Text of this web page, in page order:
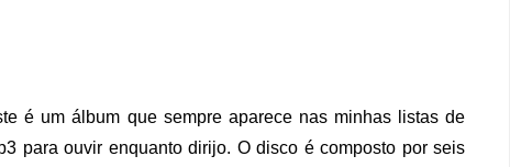
é um álbum que sempre aparece nas minhas listas de
para ouvir enquanto dirijo. O disco é composto por seis